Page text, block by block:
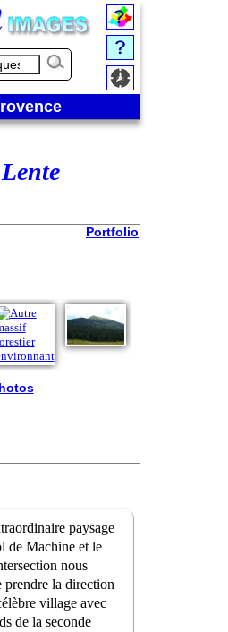
Portfolio
paysage
de Machine et le
nous
prendre la direction
village avec
de la seconde